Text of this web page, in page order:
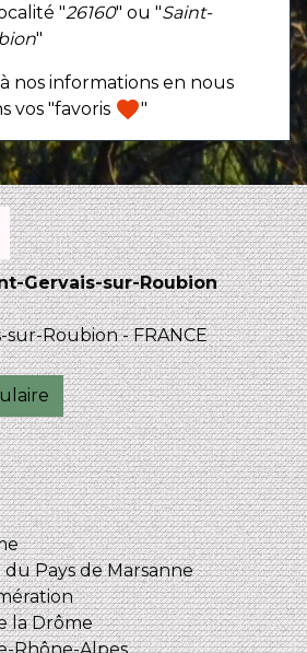
"26160" ou "Saint-
"
nos informations en nous
vos "favoris favorite"
Gervais-sur-Roubion
sur-Roubion - FRANCE
Pays de Marsanne
la Drôme